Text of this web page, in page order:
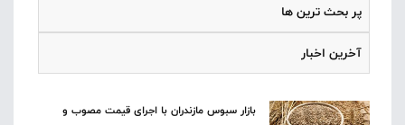
پر بحث ترین ها
آخرین اخبار
بازار سبوس مازندران با اجرای قیمت مصوب و